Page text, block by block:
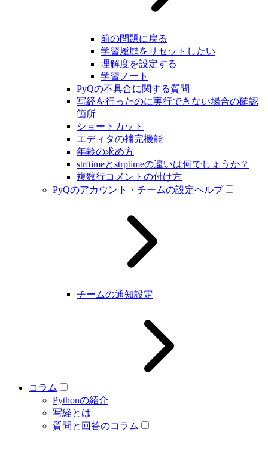
前の問題に戻る
学習履歴をリセットしたい
理解度を設定する
学習ノート
PyQの不具合に関する質問
写経を行ったのに実行できない場合の確認
箇所
ショートカット
エディタの補完機能
年齢の求め方
strftimeとstrptimeの違いは何でしょうか？
複数行コメントの付け方
PyQのアカウント・チームの設定ヘルプ
チームの通知設定
コラム
Pythonの紹介
写経とは
質問と回答のコラム